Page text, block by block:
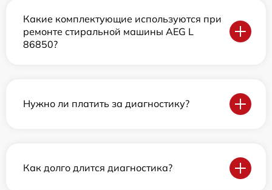
Какие комплектующие используются при
ремонте стиральной машины AEG L
86850?
Нужно ли платить за диагностику?
Как долго длится диагностика?